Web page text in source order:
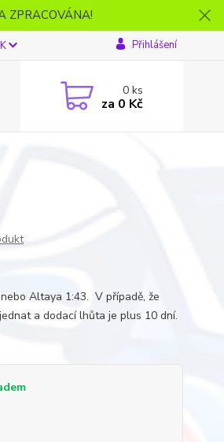
ZPRACOVÁNA!
Přihlášení
0ks
za 0 Kč
Altaya 1:43. V případě, že
a dodací lhůta je plus 10 dní.